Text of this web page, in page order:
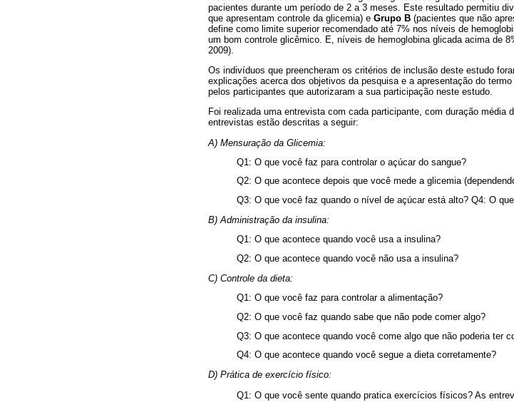
pacientes durante um período de 2 a 3 meses. Este resultado permitiu
que apresentam controle da glicemia) e Grupo B (pacientes que não
define como limite superior recomendado até 7% nos níveis de
um bom controle glicêmico. E, níveis de hemoglobina glicada acima de
2009).
Os indivíduos que preencheram os critérios de inclusão deste estudo
explicações acerca dos objetivos da pesquisa e a apresentação do
pelos participantes que autorizaram a sua participação neste estudo.
Foi realizada uma entrevista com cada participante, com duração
entrevistas estão descritas a seguir:
A) Mensuração da Glicemia:
Q1: O que você faz para controlar o açúcar do sangue?
Q2: O que acontece depois que você mede a glicemia
Q3: O que você faz quando o nível de açúcar está alto? Q4: O
B) Administração da insulina:
Q1: O que acontece quando você usa a insulina?
Q2: O que acontece quando você não usa a insulina?
C) Controle da dieta:
Q1: O que você faz para controlar a alimentação?
Q2: O que você faz quando sabe que não pode comer algo?
Q3: O que acontece quando você come algo que não poderia ter
Q4: O que acontece quando você segue a dieta corretamente?
D) Prática de exercício físico:
Q1: O que você sente quando pratica exercícios físicos? As